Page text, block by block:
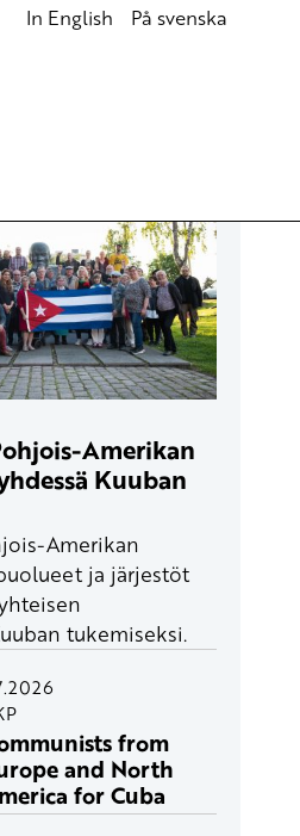
In English På svenska
Amerikan
Kuuban
Amerikan
ja järjestöt
tukemiseksi.
from
and North
for Cuba